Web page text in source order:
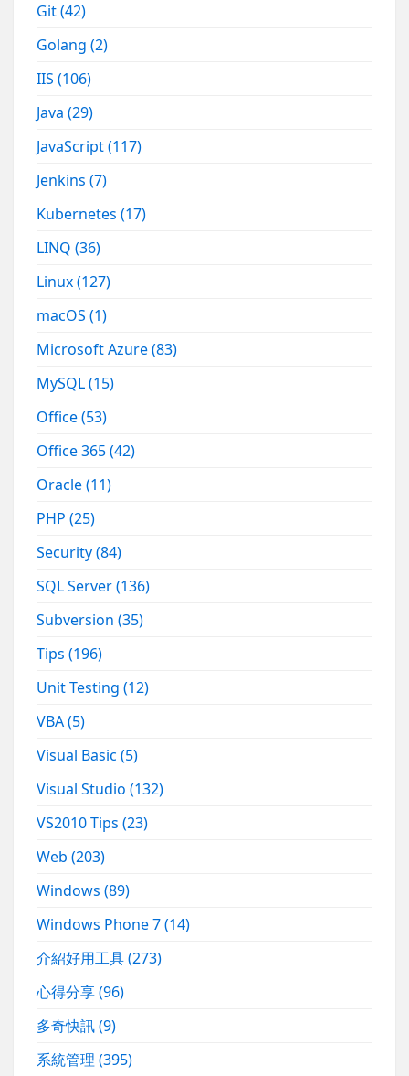
Git(42)
Golang(2)
IIS(106)
Java(29)
JavaScript(117)
Jenkins(7)
Kubernetes(17)
LINQ(36)
Linux(127)
macOS(1)
Microsoft Azure(83)
MySQL(15)
Office(53)
Office 365(42)
Oracle(11)
PHP(25)
Security(84)
SQL Server(136)
Subversion(35)
Tips(196)
Unit Testing(12)
VBA(5)
Visual Basic(5)
Visual Studio(132)
VS2010 Tips(23)
Web(203)
Windows(89)
Windows Phone 7(14)
介紹好用工具(273)
心得分享(96)
多奇快訊(9)
系統管理(395)